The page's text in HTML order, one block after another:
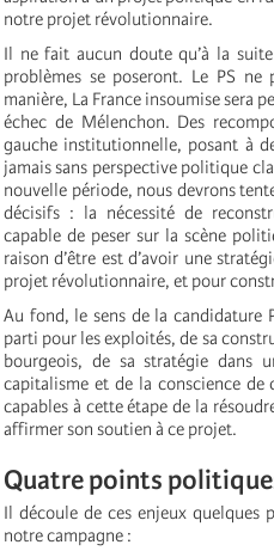
notre projet révolutionnaire.
Il ne fait aucun doute qu’à la
problèmes se poseront. Le PS
manière, La France insoumise sera
échec de Mélenchon. Des
gauche institutionnelle, posant à
jamais sans perspective politique
nouvelle période, nous devrons
décisifs : la nécessité de
capable de peser sur la scène
raison d’être est d’avoir une
projet révolutionnaire, et pour
Au fond, le sens de la candidature
parti pour les exploités, de sa
bourgeois, de sa stratégie dans
capitalisme et de la conscience de
capables à cette étape de la
affirmer son soutien à ce projet.
Quatre points
Il découle de ces enjeux
notre campagne :